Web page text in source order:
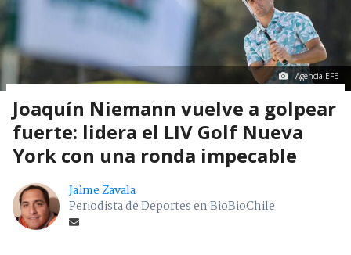
Agencia EFE
Joaquín Niemann vuelve a golpear
fuerte: lidera el LIV Golf Nueva
York con una ronda impecable
Jaime Zavala
Periodista de Deportes en BioBioChile